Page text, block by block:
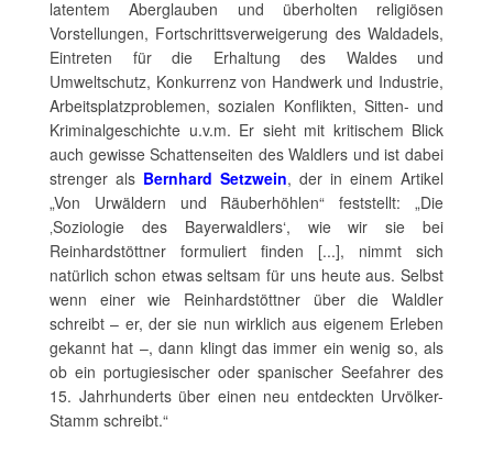
latentem Aberglauben und überholten religiösen
Vorstellungen, Fortschrittsverweigerung des Waldadels,
Eintreten für die Erhaltung des Waldes und
Umweltschutz, Konkurrenz von Handwerk und Industrie,
Arbeitsplatzproblemen, sozialen Konflikten, Sitten- und
Kriminalgeschichte u.v.m. Er sieht mit kritischem Blick
auch gewisse Schattenseiten des Waldlers und ist dabei
strenger als Bernhard Setzwein, der in einem Artikel
„Von Urwäldern und Räuberhöhlen“ feststellt: „Die
‚Soziologie des Bayerwaldlers‘, wie wir sie bei
Reinhardstöttner formuliert finden [...], nimmt sich
natürlich schon etwas seltsam für uns heute aus. Selbst
wenn einer wie Reinhardstöttner über die Waldler
schreibt – er, der sie nun wirklich aus eigenem Erleben
gekannt hat –, dann klingt das immer ein wenig so, als
ob ein portugiesischer oder spanischer Seefahrer des
15. Jahrhunderts über einen neu entdeckten Urvölker-
Stamm schreibt.“